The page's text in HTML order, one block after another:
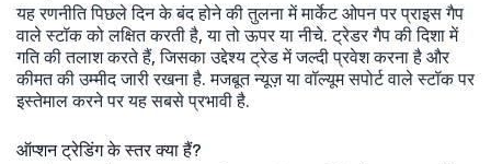
यह रणनीति पिछले दिन के बंद होने की तुलना में मार्केट ओपन पर प्राइस गैप
वाले स्टॉक को लक्षित करती है, या तो ऊपर या नीचे. ट्रेडर गैप की दिशा में
गति की तलाश करते हैं, जिसका उद्देश्य ट्रेड में जल्दी प्रवेश करना है और
कीमत की उम्मीद जारी रखना है. मजबूत न्यूज़ या वॉल्यूम सपोर्ट वाले स्टॉक पर
इस्तेमाल करने पर यह सबसे प्रभावी है.
ऑप्शन ट्रेडिंग के स्तर क्या हैं?